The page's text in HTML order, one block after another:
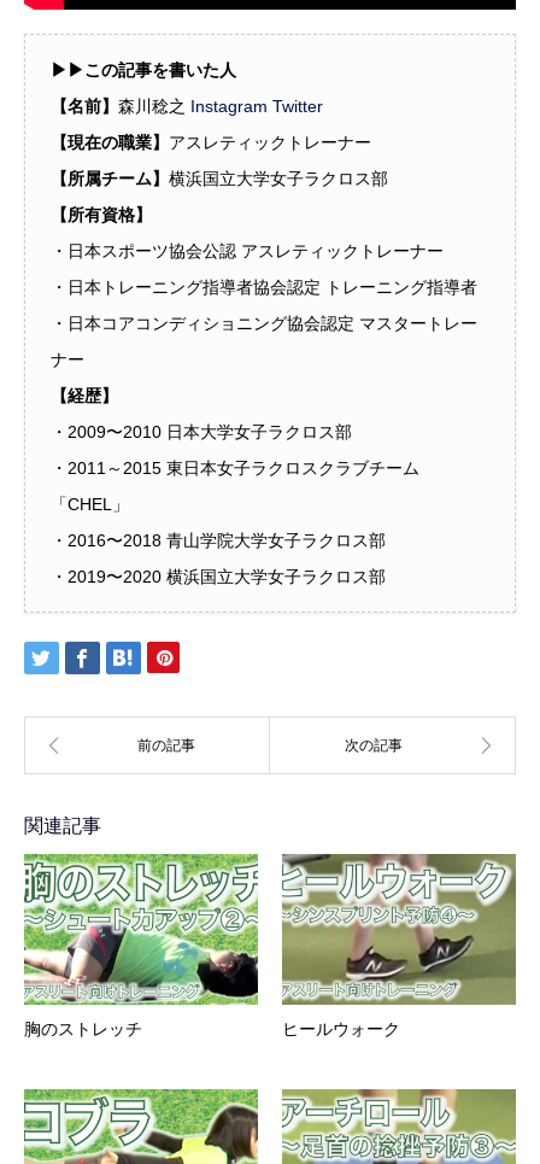
▶︎▶︎この記事を書いた人
【名前】 森川稔之 Instagram Twitter
【現在の職業】 アスレティックトレーナー
【所属チーム】 横浜国立大学女子ラクロス部
【所有資格】
・日本スポーツ協会公認 アスレティックトレーナー
・日本トレーニング指導者協会認定 トレーニング指導者
・日本コアコンディショニング協会認定 マスタートレー
ナー
【経歴】
・2009〜2010 日本大学女子ラクロス部
・2011～2015 東日本女子ラクロスクラブチーム
「CHEL」
・2016〜2018 青山学院大学女子ラクロス部
・2019〜2020 横浜国立大学女子ラクロス部
関連記事
胸のストレッチ ヒールウォーク